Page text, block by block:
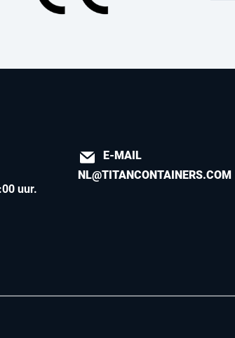
uur.
E-MAIL
NL@TITANCONTAINERS.COM